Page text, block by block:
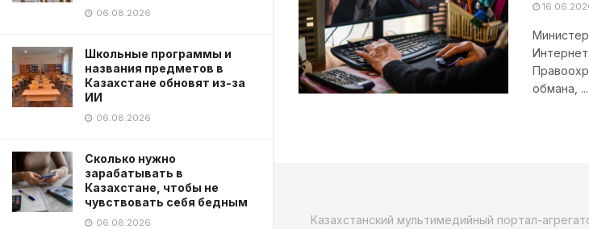
06.08.2026
Школьные программы и
названия предметов в
Казахстане обновят из-за
ИИ
06.08.2026
Сколько нужно
зарабатывать в
Казахстане, чтобы не
чувствовать себя бедным
06.08.2026
обмана, ...
Казахстанский мультимедийный портал-